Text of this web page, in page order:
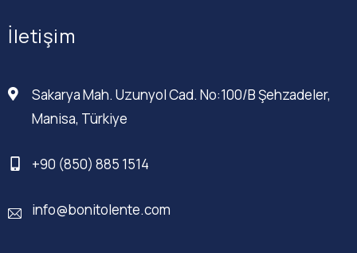
İletişim
Sakarya Mah. Uzunyol Cad. No:100/B Şehzadeler,
Manisa, Türkiye
+90 (850) 885 1514
info@bonitolente.com